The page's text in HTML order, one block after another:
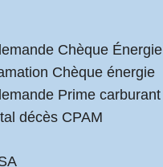
Chèque Énergie
Chèque énergie
Prime carburant
décès CPAM